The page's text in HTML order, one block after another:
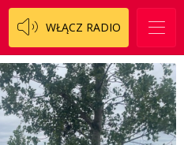
WŁĄCZ RADIO